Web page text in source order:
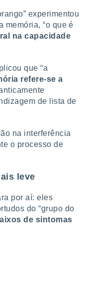
experimentou
memória, “o que é
na capacidade
que “a
refere-se a
de lista de
na interferência
o processo de
leve
por aí: eles
do “grupo do
de sintomas